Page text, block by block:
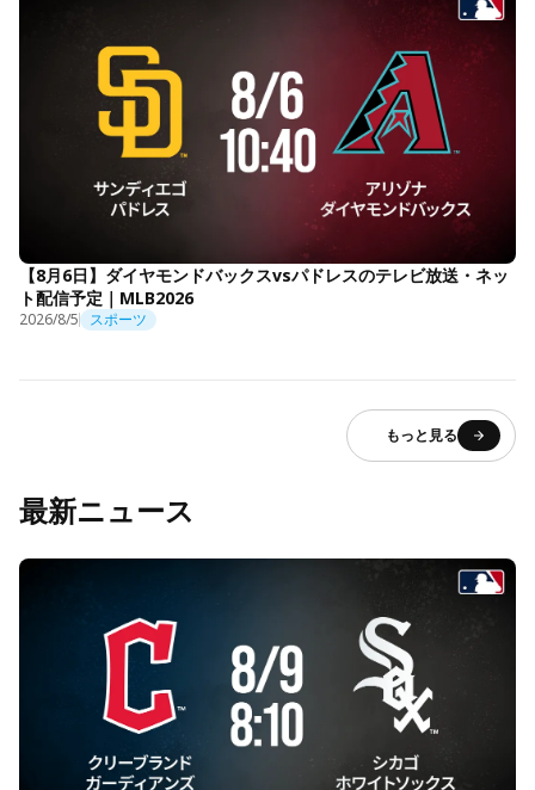
【8月6日】ダイヤモンドバックスvsパドレスのテレビ放送・ネッ
ト配信予定｜MLB2026
2026/8/5 スポーツ
もっと見る
最新ニュース